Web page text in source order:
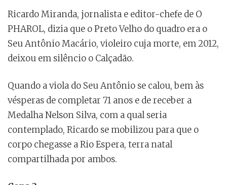
Ricardo Miranda, jornalista e editor-chefe de O
PHAROL, dizia que o Preto Velho do quadro era o
Seu Antônio Macário, violeiro cuja morte, em 2012,
deixou em silêncio o Calçadão.
Quando a viola do Seu Antônio se calou, bem às
vésperas de completar 71 anos e de receber a
Medalha Nelson Silva, com a qual seria
contemplado, Ricardo se mobilizou para que o
corpo chegasse a Rio Espera, terra natal
compartilhada por ambos.